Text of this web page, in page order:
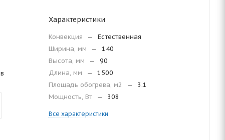
Характеристики
Конвекция —
Естественная
Ширина, мм
—
140
Высота, мм
—
90
Длина, мм
—
1500
Площадь обогрева, м2
—
3.1
Мощность, Вт
— 308
Все характеристики